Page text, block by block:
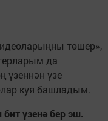
төшер»,
да
үзеннән үзе
куя башладым.
үзенә бер эш.